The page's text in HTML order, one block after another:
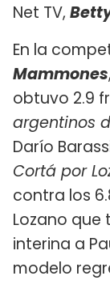
Net TV,
En la
Mammones
obtuvo 2.9
argentinos
Darío
Cortá por
contra los
Lozano
interina a
modelo